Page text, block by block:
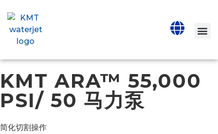
KMT ARA™ 55,000
PSI/ 50 马力泵
简化切割操作